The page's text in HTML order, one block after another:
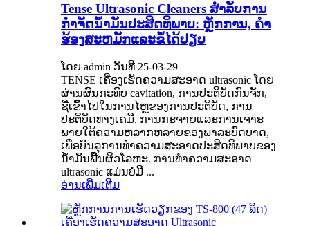
Tense Ultrasonic Cleaners ສໍາລັບການ
ກໍາຈັດນ້ໍາມັນປະສິດທິພາບ: ຫຼັກການ, ຄໍາ
ຮ້ອງສະຫມັກແລະຂໍ້ໄດ້ປຽບ
ໂດຍ admin ວັນທີ 25-03-29
TENSE ເຄື່ອງເຮັດຄວາມສະອາດ ultrasonic ໂດຍ
ຜ່ານຜົນກະທົບ cavitation, ການປະຕິບັດກົນຈັກ,
ຊື່ເຂົ້າໄປໃນການໄຫຼຂອງການປະຕິບັດ, ການ
ປະຕິບັດທາງເຄມີ, ການກະຈາຍແລະການເຈາະ
ພາຍໃຕ້ຄວາມຫລາກຫລາຍຂອງພາລະບົດບາດ,
ເພື່ອບັນລຸການທໍາຄວາມສະອາດປະສິດທິພາບຂອງ
ນ້ໍາມັນພື້ນຜິວໂລຫະ. ການທໍາຄວາມສະອາດ
ultrasonic ແມ່ນບໍ່ມີ ...
ອ່ານເພີ່ມເຕີມ